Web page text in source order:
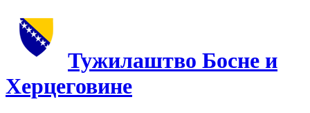
Тужилаштво Босне и
Херцеговине